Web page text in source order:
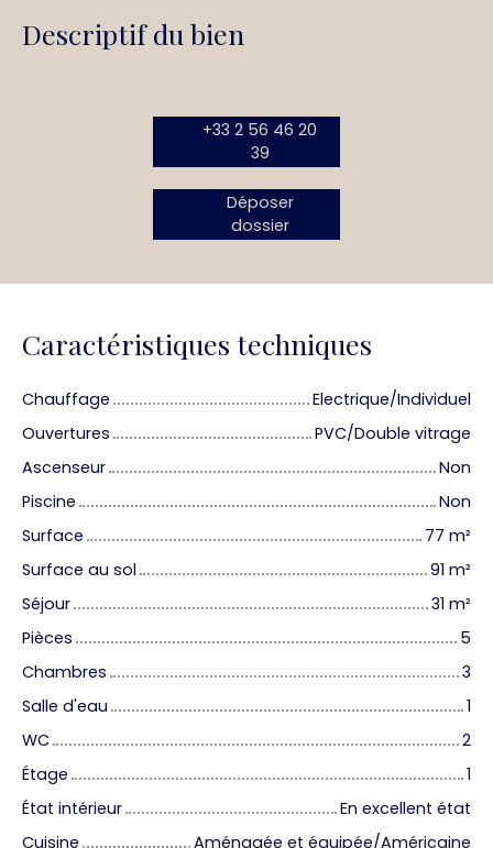
Descriptif du bien
+33 2 56 46 20
39
Déposer
dossier
Caractéristiques techniques
Chauffage
Electrique/Individuel
Ouvertures
PVC/Double vitrage
Ascenseur
Non
Piscine
Non
Surface
77 m²
Surface au sol
91 m²
Séjour
31 m²
Pièces
5
Chambres
3
Salle d'eau
1
WC
2
Étage
1
État intérieur
En excellent état
Cuisine
Aménagée et équipée/Américaine